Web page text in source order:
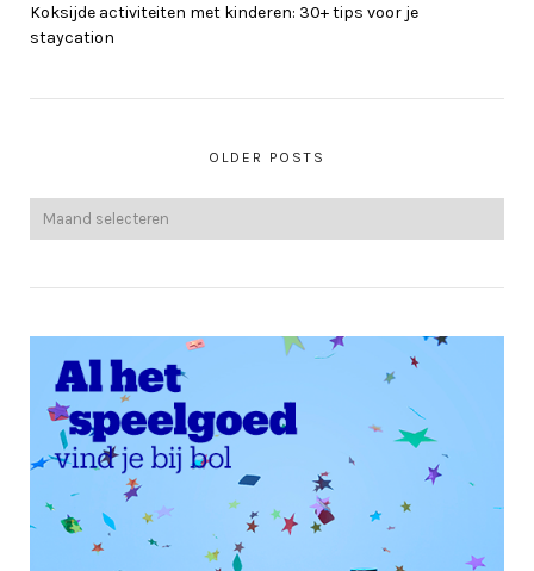
Koksijde activiteiten met kinderen: 30+ tips voor je
staycation
OLDER POSTS